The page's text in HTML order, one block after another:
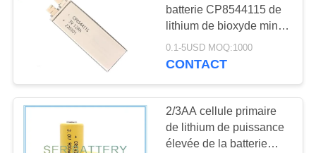
batterie CP8544115 de
lithium de bioxyde mince
primaire fait sur
commande de
0.1-5USD MOQ:1000
CONTACT
2/3AA cellule primaire
de lithium de puissance
élevée de la batterie